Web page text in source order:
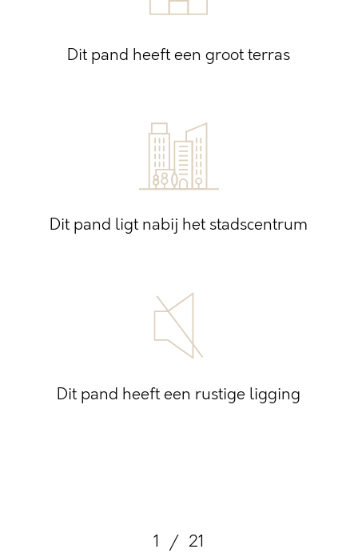
Dit pand heeft een groot terras
Dit pand ligt nabij het stadscentrum
Dit pand heeft een rustige ligging
1 / 21